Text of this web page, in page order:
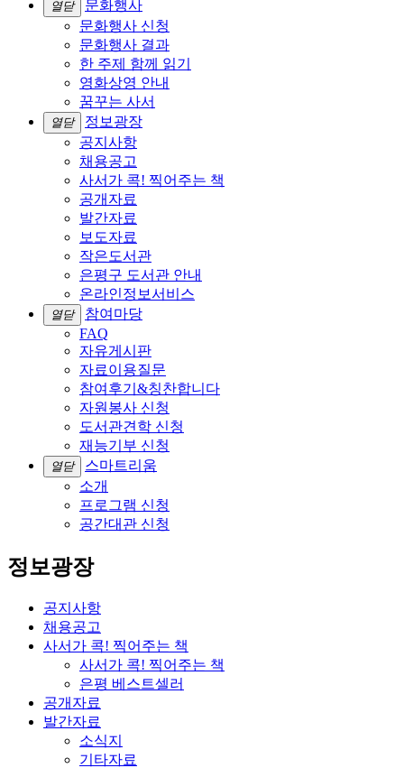
열닫
문화행사
문화행사 신청
문화행사 결과
한 주제 함께 읽기
영화상영 안내
꿈꾸는 사서
열닫
정보광장
공지사항
채용공고
사서가 콕! 찍어주는 책
공개자료
발간자료
보도자료
작은도서관
은평구 도서관 안내
온라인정보서비스
열닫
참여마당
FAQ
자유게시판
자료이용질문
참여후기&칭찬합니다
자원봉사 신청
도서관견학 신청
재능기부 신청
열닫
스마트리움
소개
프로그램 신청
공간대관 신청
정보광장
공지사항
채용공고
사서가 콕! 찍어주는 책
사서가 콕! 찍어주는 책
은평 베스트셀러
공개자료
발간자료
소식지
기타자료